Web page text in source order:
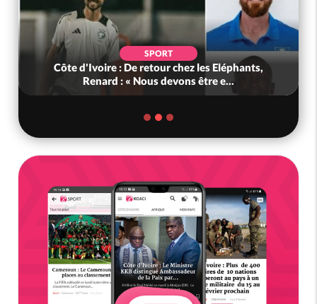
SPORT
Côte d'Ivoire : De retour chez les Eléphants,
Renard : « Nous devons être e...